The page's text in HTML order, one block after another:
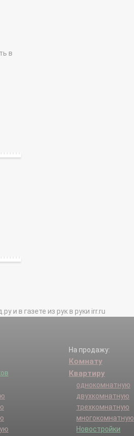
в
и в газете из рук в руки irr.ru
На продажу:
Комнату
Квартиру
однокомнатную
двухкомнатную
трехкомнатную
многокомнатную
Новостройки